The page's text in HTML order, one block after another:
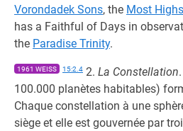
Vorondadek Sons, the Most Highs
has a Faithful of Days in
the Paradise Trinity.
1961 WEISS 15:2.4 2. La Constellation
100.000 planètes habitables)
Chaque constellation à une
siège et elle est gouvernée par